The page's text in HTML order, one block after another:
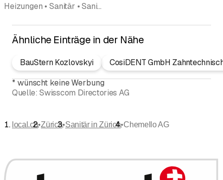
Heizungen • Sanitär • Sanitäre Anlagen und Installationen • Solartechnik Solaranlagen • Kältetechnik • Wärmetechnik
Ähnliche Einträge in der Nähe
BauStern Kozlovskyi
CosiDENT GmbH
* wünscht keine Werbung
Quelle: Swisscom Directories AG
local.ch•Zürich•Sanitär in Zürich•Chemello AG